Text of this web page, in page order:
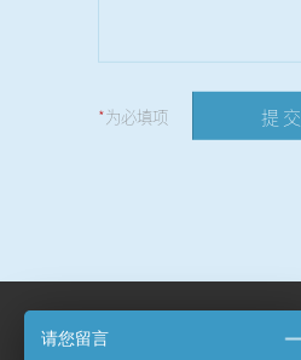
*为必填项 提 交
请您留言